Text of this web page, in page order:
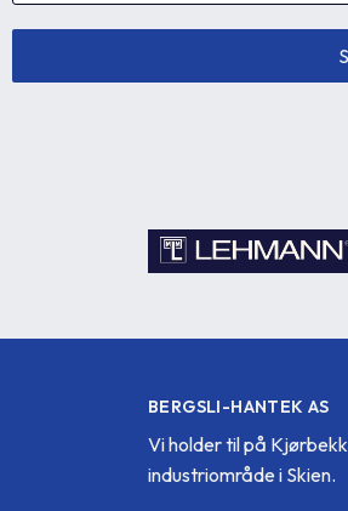
BERGSLI-HANTEK AS
Vi holder til på Kjørbekk
industriområde i Skien.